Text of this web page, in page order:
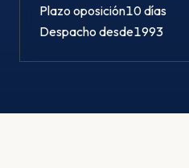
Plazo oposición10 días
Despacho desde1993